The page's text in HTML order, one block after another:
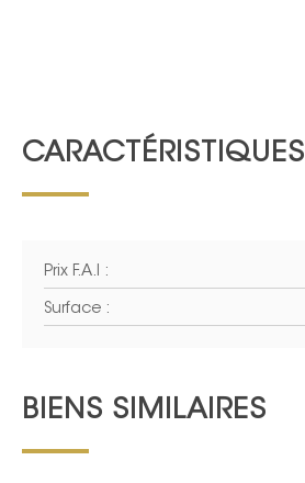
CARACTÉRISTIQUES
Prix F.A.I :
Surface :
BIENS SIMILAIRES